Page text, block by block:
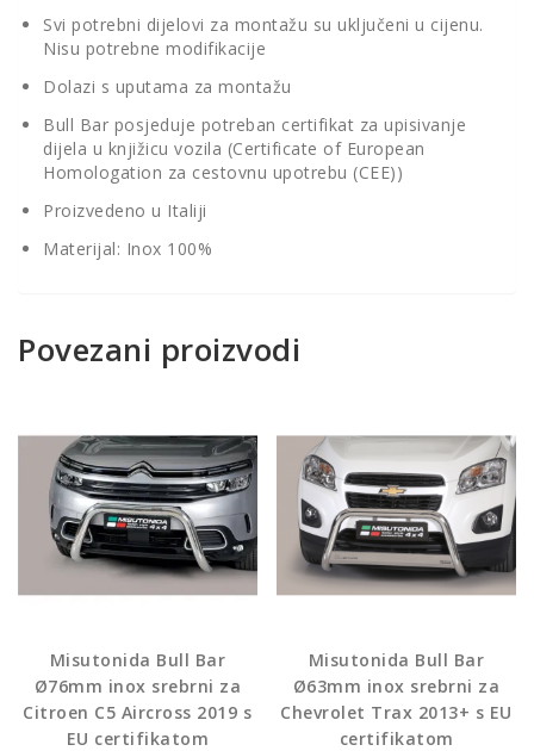
Svi potrebni dijelovi za montažu su uključeni u cijenu.
Nisu potrebne modifikacije
Dolazi s uputama za montažu
Bull Bar posjeduje potreban certifikat za upisivanje
dijela u knjižicu vozila (Certificate of European
Homologation za cestovnu upotrebu (CEE))
Proizvedeno u Italiji
Materijal: Inox 100%
Povezani proizvodi
Misutonida Bull Bar
Ø76mm inox srebrni za
Citroen C5 Aircross 2019 s
EU certifikatom
Misutonida Bull Bar
Ø63mm inox srebrni za
Chevrolet Trax 2013+ s EU
certifikatom